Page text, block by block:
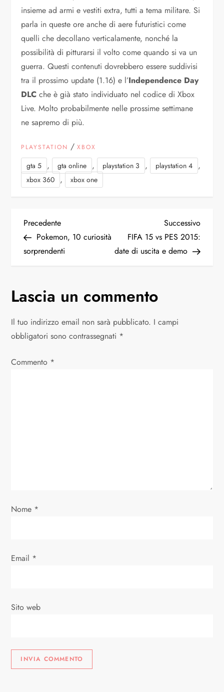
insieme ad armi e vestiti extra, tutti a tema militare. Si
parla in queste ore anche di aere futuristici come
quelli che decollano verticalamente, nonché la
possibilità di pitturarsi il volto come quando si va un
guerra. Questi contenuti dovrebbero essere suddivisi
tra il prossimo update (1.16) e l’Independence Day
DLC che è già stato individuato nel codice di Xbox
Live. Molto probabilmente nelle prossime settimane
ne sapremo di più.
PLAYSTATION /XBOX
gta 5 , gta online , playstation 3 , playstation 4 ,
xbox 360 , xbox one
N
a
i
g
a
z
r
i
o
i
Articolo
precedente
Precedente
Pokemon, 10 curiosità
sorprendenti
Successivo
FIFA 15 vs PES 2015:
date di uscita e demo
Lascia un commento
Il tuo indirizzo email non sarà pubblicato. I campi
obbligatori sono contrassegnati *
Commento *
Nome *
Email *
Sito web